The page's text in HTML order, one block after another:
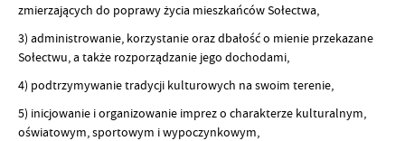
zmierzających do poprawy życia mieszkańców Sołectwa,
3) administrowanie, korzystanie oraz dbałość o mienie przekazane
Sołectwu, a także rozporządzanie jego dochodami,
4) podtrzymywanie tradycji kulturowych na swoim terenie,
5) inicjowanie i organizowanie imprez o charakterze kulturalnym,
oświatowym, sportowym i wypoczynkowym,